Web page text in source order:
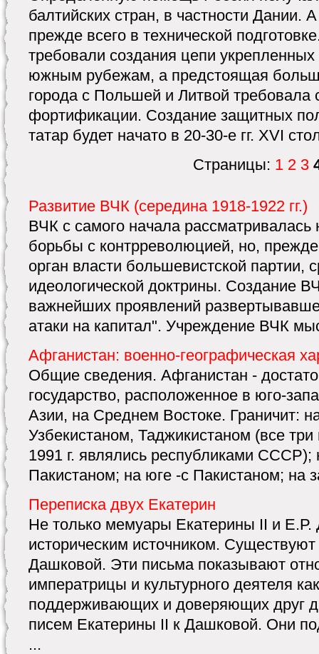
балтийских стран, в частности Дании.
прежде всего в технической
требовали создания цепи
южным рубежам, а предстоящая
города с Польшей и Литвой требовала
фортификации. Создание защитных
татар будет начато в 20-30-е гг. XVI
Страницы: 1 2 3
Развитие ВЧК (середина 1918-1922 гг.)
ВЧК с самого начала рассматривалась
борьбы с контрреволюцией, но,
орган власти большевистской партии,
идеологической доктрины. Создание
важнейших проявлений
атаки на капитал". Учреждение ВЧК
Афганистан: военно-географическая
Общие сведения. Афганистан -
государство, расположенное в юго-
Азии, на Среднем Востоке. Граничит:
Узбекистаном, Таджикистаном (все три
1991 г. являлись республиками СССР);
Пакистаном; на юге -с Пакистаном; на
Переписка двух Екатерин
Не только мемуары Екатерины II и
историческим источником.
Дашковой. Эти письма показывают
императрицы и культурного деятеля
поддерживающих и доверяющих друг
писем Екатерины II к Дашковой. Они
...